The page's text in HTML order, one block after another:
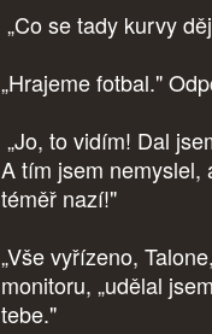
„Co se tady kurvy
„Hrajeme fotbal."
„Jo, to vidím! Dal
A tím jsem nemyslel,
téměř nazí!"
„Vše vyřízeno,
monitoru, „udělal
tebe."